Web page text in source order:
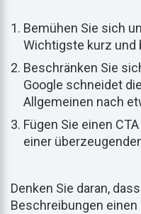
Bemühen Sie sich
Wichtigste kurz und
Beschränken Sie
Google schneidet
Allgemeinen nach
Fügen Sie einen
einer
Denken Sie daran,
Beschreibungen